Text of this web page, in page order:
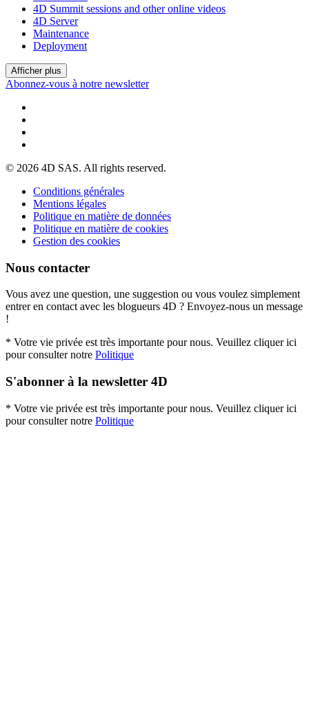
4D Summit sessions and other online videos
4D Server
Maintenance
Deployment
Afficher plus
Abonnez-vous à notre newsletter
© 2026 4D SAS. All rights reserved.
Conditions générales
Mentions légales
Politique en matière de données
Politique en matière de cookies
Gestion des cookies
Nous contacter
Vous avez une question, une suggestion ou vous voulez simplement
entrer en contact avec les blogueurs 4D ? Envoyez-nous un message
!
* Votre vie privée est très importante pour nous. Veuillez cliquer ici
pour consulter notre Politique
S'abonner à la newsletter 4D
* Votre vie privée est très importante pour nous. Veuillez cliquer ici
pour consulter notre Politique